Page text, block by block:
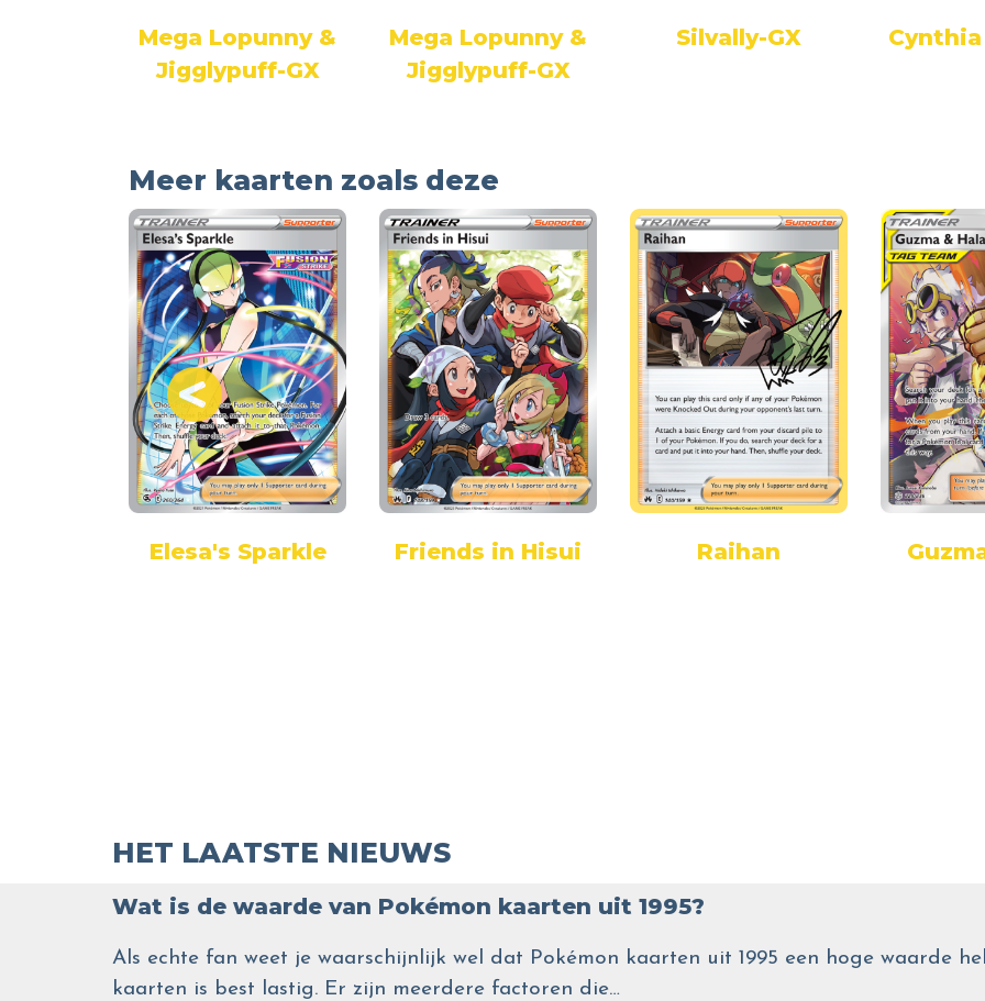
Mega Lopunny &
Jigglypuff-GX
Mega Lopunny &
Jigglypuff-GX
Silvally-GX
Meer kaarten zoals deze
Elesa's Sparkle Friends in Hisui Raihan
HET LAATSTE NIEUWS
Wat is de waarde van Pokémon kaarten uit 1995?
Als echte fan weet je waarschijnlijk wel dat Pokémon kaarten uit 1995 een hoge waarde
kaarten is best lastig. Er zijn meerdere factoren die…